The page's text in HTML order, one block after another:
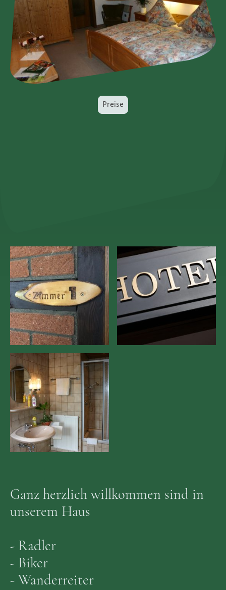
Preise
Ganz herzlich willkommen sind in
unserem Haus
- Radler
- Biker
- Wanderreiter